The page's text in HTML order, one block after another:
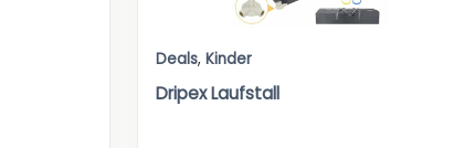
Deals, Kinder
Dripex Laufstall